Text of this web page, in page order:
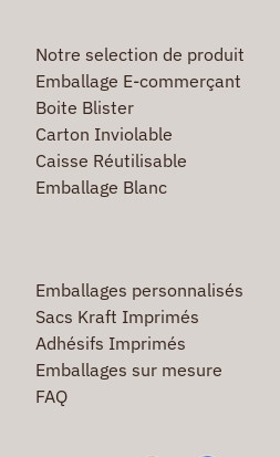
Notre selection de produit
Emballage E-commerçant
Boite Blister
Carton Inviolable
Caisse Réutilisable
Emballage Blanc
Emballages personnalisés
Sacs Kraft Imprimés
Adhésifs Imprimés
Emballages sur mesure
FAQ